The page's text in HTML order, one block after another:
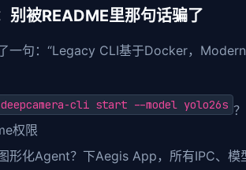
别被README里那句话骗了
一句：“Legacy CLI基于Docker，
deepcamera-cli start --model yolo26s
权限
形化Agent？下Aegis App，所有IPC、模